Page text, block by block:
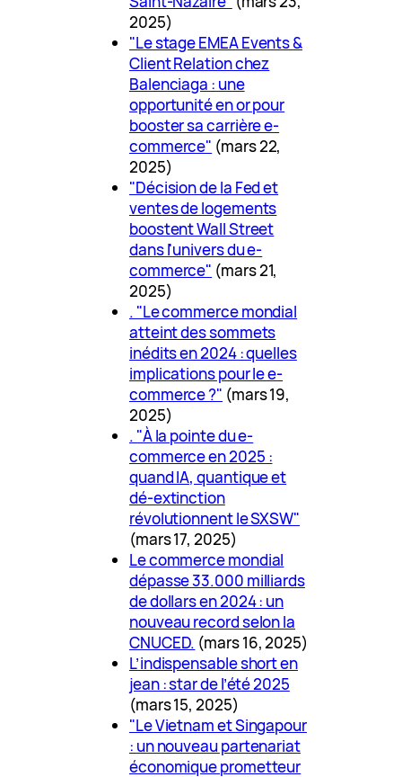
2025)
"Le stage EMEA Events &
Client Relation chez
Balenciaga : une
opportunité en or pour
booster sa carrière e-
commerce" (mars 22,
2025)
"Décision de la Fed et
ventes de logements
boostent Wall Street
dans l'univers du e-
commerce" (mars 21,
2025)
. "Le commerce mondial
atteint des sommets
inédits en 2024 : quelles
implications pour le e-
commerce ?" (mars 19,
2025)
. "À la pointe du e-
commerce en 2025 :
quand IA, quantique et
dé-extinction
révolutionnent le SXSW"
(mars 17, 2025)
Le commerce mondial
dépasse 33.000 milliards
de dollars en 2024 : un
nouveau record selon la
CNUCED. (mars 16, 2025)
L’indispensable short en
jean : star de l’été 2025
(mars 15, 2025)
"Le Vietnam et Singapour
: un nouveau partenariat
économique prometteur